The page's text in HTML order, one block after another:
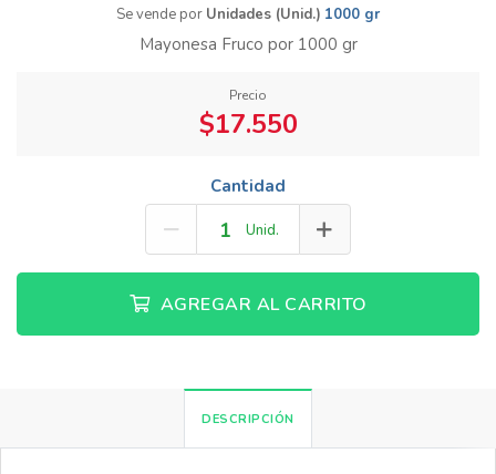
Se vende por Unidades (Unid.) 1000 gr
Mayonesa Fruco por 1000 gr
Precio
$17.550
Cantidad
Unid.
AGREGAR AL CARRITO
DESCRIPCIÓN